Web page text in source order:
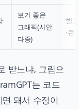
보기 좋은
그래픽(시안
다중)
발
·콘
받느냐, 그림으
는 코드
돼서 수정이